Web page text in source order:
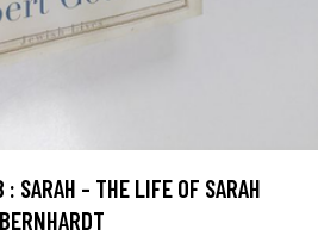
: SARAH - THE LIFE OF SARAH
BERNHARDT